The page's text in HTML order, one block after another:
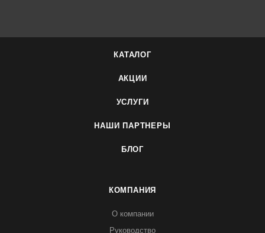
КАТАЛОГ
АКЦИИ
УСЛУГИ
НАШИ ПАРТНЕРЫ
БЛОГ
КОМПАНИЯ
О компании
Руководство